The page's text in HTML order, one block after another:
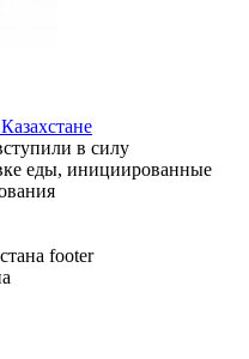
в силу
еды, инициированные